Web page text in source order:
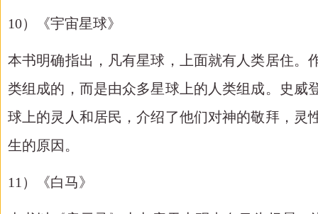
10）《宇宙星球》
本书明确指出，凡有星球，上面就有人类居住。
类组成的，而是由众多星球上的人类组成。史
球上的灵人和居民，介绍了他们对神的敬拜，灵
生的原因。
11）《白马》